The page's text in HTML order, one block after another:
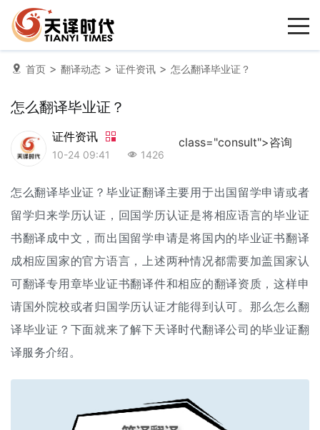
首页 > 翻译动态 > 证件资讯 > 怎么翻译毕业证？
怎么翻译毕业证？
证件资讯
10-24 09:41 1426
class="consult">咨询
怎么翻译毕业证？ 毕业证翻译主要用于出国留学申请或者
留学归来学历认证，回国学历认证是将相应语言的毕业证
书翻译成中文，而出国留学申请是将国内的毕业证书翻译
成相应国家的官方语言，上述两种情况都需要加盖国家认
可翻译专用章毕业证书翻译件和相应的翻译资质，这样申
请国外院校或者归国学历认证才能得到认可。那么怎么翻
译毕业证？下面就来了解下天译时代翻译公司 的毕业证翻
译服务介绍。